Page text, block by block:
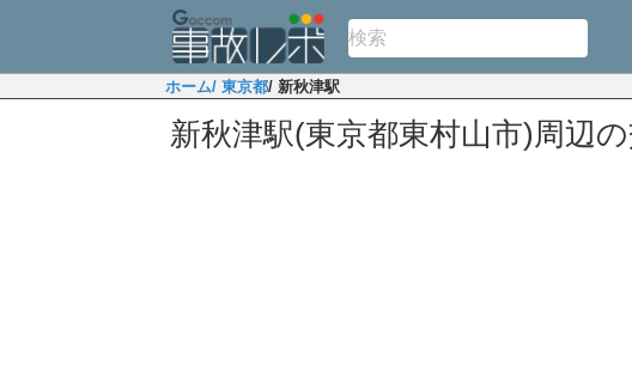
ホーム/ 東京都/ 新秋津駅
新秋津駅(東京都東村山市)周辺